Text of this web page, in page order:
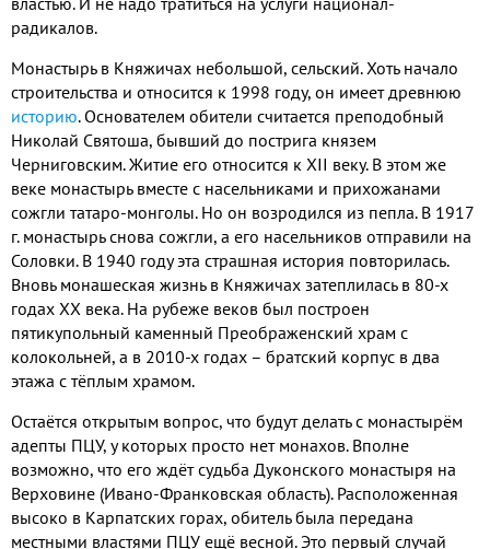
радикалов.
Монастырь в Княжичах небольшой, сельский. Хоть начало
строительства и относится к 1998 году, он имеет древнюю
историю. Основателем обители считается преподобный
Николай Святоша, бывший до пострига князем
Черниговским. Житие его относится к XII веку. В этом же
веке монастырь вместе с насельниками и прихожанами
сожгли татаро-монголы. Но он возродился из пепла. В 1917
г. монастырь снова сожгли, а его насельников отправили на
Соловки. В 1940 году эта страшная история повторилась.
Вновь монашеская жизнь в Княжичах затеплилась в 80-х
годах ХХ века. На рубеже веков был построен
пятикупольный каменный Преображенский храм с
колокольней, а в 2010-х годах – братский корпус в два
этажа с тёплым храмом.
Остаётся открытым вопрос, что будут делать с монастырём
адепты ПЦУ, у которых просто нет монахов. Вполне
возможно, что его ждёт судьба Дуконского монастыря на
Верховине (Ивано-Франковская область). Расположенная
высоко в Карпатских горах, обитель была передана
местными властями ПЦУ ещё весной. Это первый случай